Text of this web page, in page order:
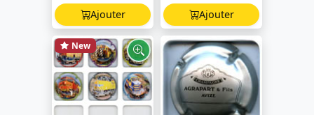
Ajouter
Ajouter
New